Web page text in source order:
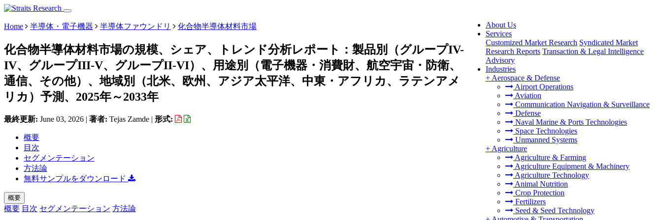
About Us
Services
Customized Market Research Syndicated Market
Research Reports Transaction & Legal Intelligence
Advisory
Industries
+ Aerospace & Defense
Airport Operations
Aviation
Communication Navigation & Surveillance
Defense
Naval Marine & Ports Technologies
Space Technologies
Unmanned Systems
+ Agriculture
Agriculture & Farming
Agriculture Equipment & Machinery
Agriculture Technology
Animal Nutrition
Crop Protection
Fertilizers
Seed & Seed Technology
Home 半導体・電子機器 半導体ファウンドリ 化合物半導体材料市場
化合物半導体材料市場の規模、シェア、トレンド分析レポート：製品別（グループIV-
IV、グループIII-V、グループII-VI）、用途別（電子機器・消費財、航空宇宙・防衛、
通信、その他）、地域別（北米、欧州、アジア太平洋、中東・アフリカ、ラテンアメ
リカ）予測、2025年～2033年
最終更新: June 03, 2026 | 著者: Tejas Zamde | 形式:
概要
目次
セグメンテーション
方法論
無料サンプルをダウンロード
概要
概要 目次 セグメンテーション 方法論